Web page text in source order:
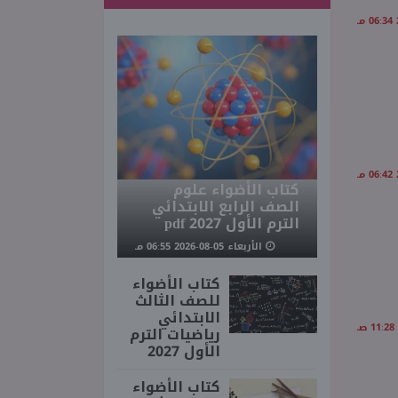
كتاب الأضواء علوم
الصف الرابع الابتدائي
الترم الأول 2027 pdf
الأربعاء 05-08-2026 06:55 مـ
كتاب الأضواء
للصف الثالث
الابتدائي
رياضيات الترم
الأول 2027
كتاب الأضواء